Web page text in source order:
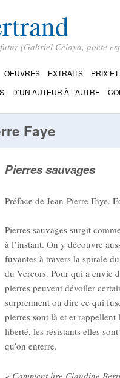
(Gabriel Celaya, poète
OEUVRES EXTRAITS PRIX
D’UN AUTEUR À L’AUTRE
Faye
Pierres sauvages
Préface de Jean-Pierre Faye.
Pierres sauvages surgit
à l’instant. On y découvre
fuyantes à travers la spirale
du Vercors. Pour qui a envie
pierres peuvent dévoiler
surprennent ou dire ce qui
pierres sont là et et rappellent
liberté, les résistants elles
qu’on enterre.
« Comment lire Claudine